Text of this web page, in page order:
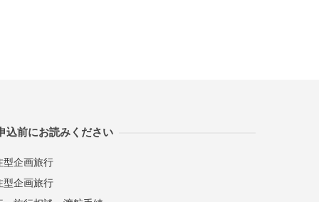
込前にお読みください
型企画旅行
型企画旅行